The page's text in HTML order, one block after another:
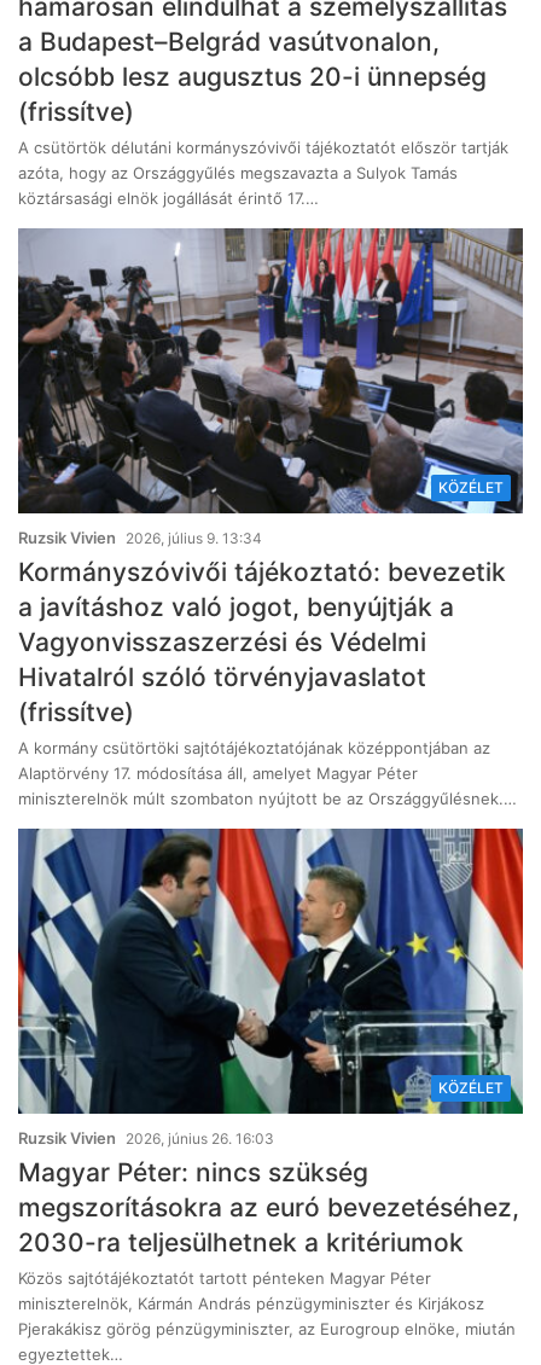
hamarosan elindulhat a személyszállítás
a Budapest–Belgrád vasútvonalon,
olcsóbb lesz augusztus 20-i ünnepség
(frissítve)
A csütörtök délutáni kormányszóvivői tájékoztatót először tartják
azóta, hogy az Országgyűlés megszavazta a Sulyok Tamás
köztársasági elnök jogállását érintő 17.…
KÖZÉLET
Ruzsik Vivien 2026, július 9. 13:34
Kormányszóvivői tájékoztató: bevezetik
a javításhoz való jogot, benyújtják a
Vagyonvisszaszerzési és Védelmi
Hivatalról szóló törvényjavaslatot
(frissítve)
A kormány csütörtöki sajtótájékoztatójának középpontjában az
Alaptörvény 17. módosítása áll, amelyet Magyar Péter
miniszterelnök múlt szombaton nyújtott be az Országgyűlésnek.…
KÖZÉLET
Ruzsik Vivien 2026, június 26. 16:03
Magyar Péter: nincs szükség
megszorításokra az euró bevezetéséhez,
2030-ra teljesülhetnek a kritériumok
Közös sajtótájékoztatót tartott pénteken Magyar Péter
miniszterelnök, Kármán András pénzügyminiszter és Kirjákosz
Pjerakákisz görög pénzügyminiszter, az Eurogroup elnöke, miután
egyeztettek…